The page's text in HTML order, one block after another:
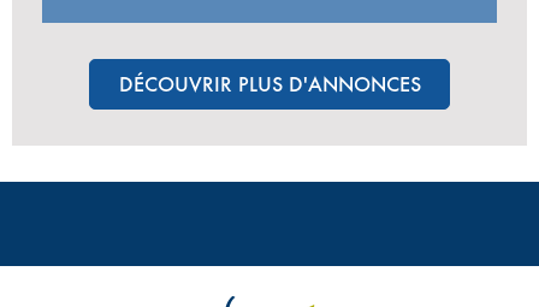
DÉCOUVRIR PLUS D'ANNONCES